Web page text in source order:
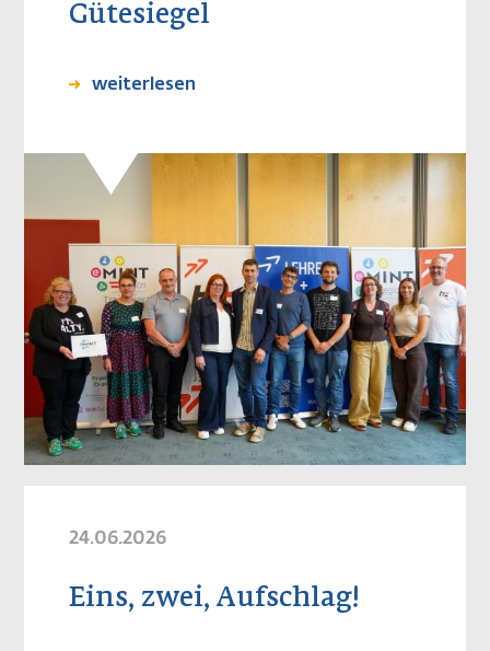
Gütesiegel
weiterlesen
24.06.2026
Eins, zwei, Aufschlag!